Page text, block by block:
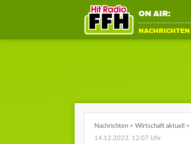
ON AIR:
NACHRICHTEN
Nachrichten > Wirtschaft aktuell >
14.12.2023, 12:07 Uhr